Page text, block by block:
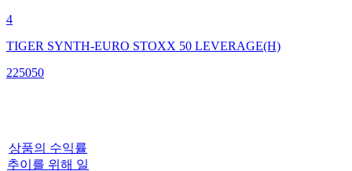
4
TIGER SYNTH-EURO STOXX 50 LEVERAGE(H)
225050
상품의 수익률
추이를 위해 일